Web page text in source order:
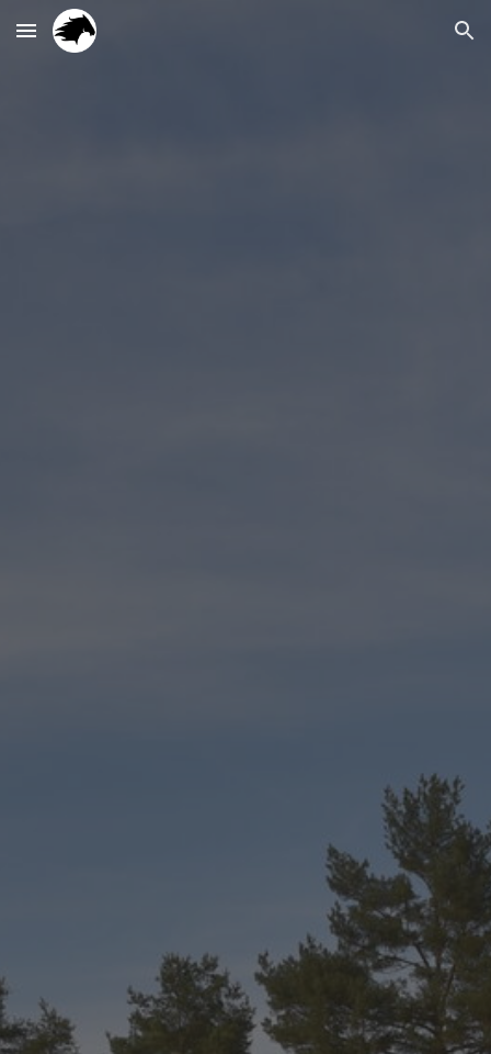
Skip to main content Skip to navigation